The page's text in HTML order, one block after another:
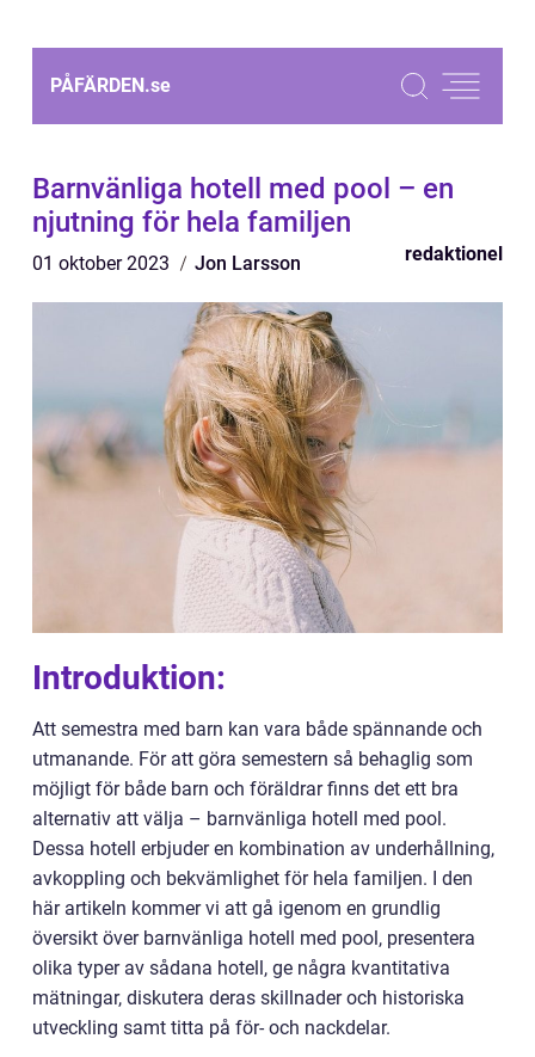
PÅFÄRDEN.se
Barnvänliga hotell med pool – en
njutning för hela familjen
01 oktober 2023 Jon Larsson redaktionel
Introduktion:
Att semestra med barn kan vara både spännande och
utmanande. För att göra semestern så behaglig som
möjligt för både barn och föräldrar finns det ett bra
alternativ att välja – barnvänliga hotell med pool.
Dessa hotell erbjuder en kombination av underhållning,
avkoppling och bekvämlighet för hela familjen. I den
här artikeln kommer vi att gå igenom en grundlig
översikt över barnvänliga hotell med pool, presentera
olika typer av sådana hotell, ge några kvantitativa
mätningar, diskutera deras skillnader och historiska
utveckling samt titta på för- och nackdelar.